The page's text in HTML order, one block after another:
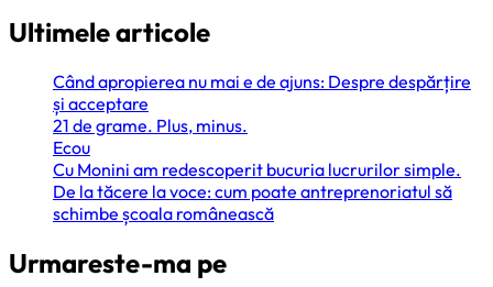
Ultimele articole
Când apropierea nu mai e de ajuns: Despre despărțire
și acceptare
21 de grame. Plus, minus.
Ecou
Cu Monini am redescoperit bucuria lucrurilor simple.
De la tăcere la voce: cum poate antreprenoriatul să
schimbe școala românească
Urmareste-ma pe